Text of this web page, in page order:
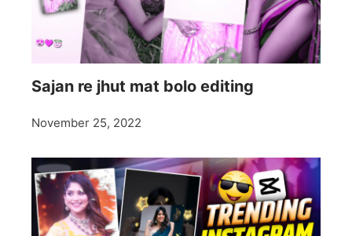
Sajan re jhut mat bolo editing
November 25, 2022